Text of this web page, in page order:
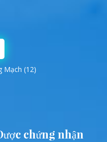
Mạch (12)
chứng nhận